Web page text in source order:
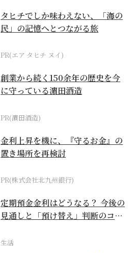
タヒチでしか味わえない、「海の
民」の記憶へとつながる旅
PR(エア タヒチ ヌイ)
創業から続く150余年の歴史を今
に守っている濵田酒造
PR(濵田酒造)
金利上昇を機に、『守るお金』の
置き場所を再検討
PR(株式会社北九州銀行)
定期預金金利はどうなる？ 今後の
見通しと「預け替え」判断のコツ
生活